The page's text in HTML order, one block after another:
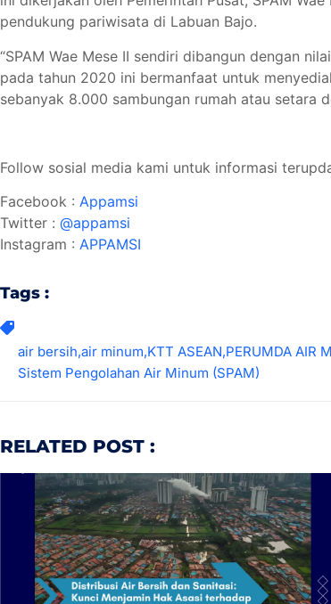
pendukung pariwisata di Labuan Bajo.
“SPAM Wae Mese II sendiri dibangun dengan
pada tahun 2020 ini bermanfaat untuk
sebanyak 8.000 sambungan rumah atau setara
Follow sosial media kami untuk informasi
Facebook : Appamsi
Twitter : @appamsi
Instagram : APPAMSI
Tags :
air bersih,air minum,KTT ASEAN,PERUMDA AIR
Sistem Pengolahan Air Minum (SPAM)
RELATED POST :